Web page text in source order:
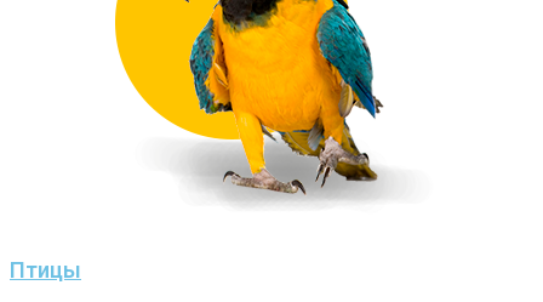
Птицы